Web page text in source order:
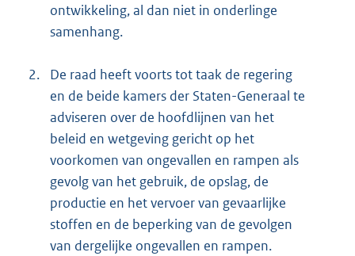
ontwikkeling, al dan niet in onderlinge
samenhang.
2.
De raad heeft voorts tot taak de regering
en de beide kamers der Staten-Generaal te
adviseren over de hoofdlijnen van het
beleid en wetgeving gericht op het
voorkomen van ongevallen en rampen als
gevolg van het gebruik, de opslag, de
productie en het vervoer van gevaarlijke
stoffen en de beperking van de gevolgen
van dergelijke ongevallen en rampen.